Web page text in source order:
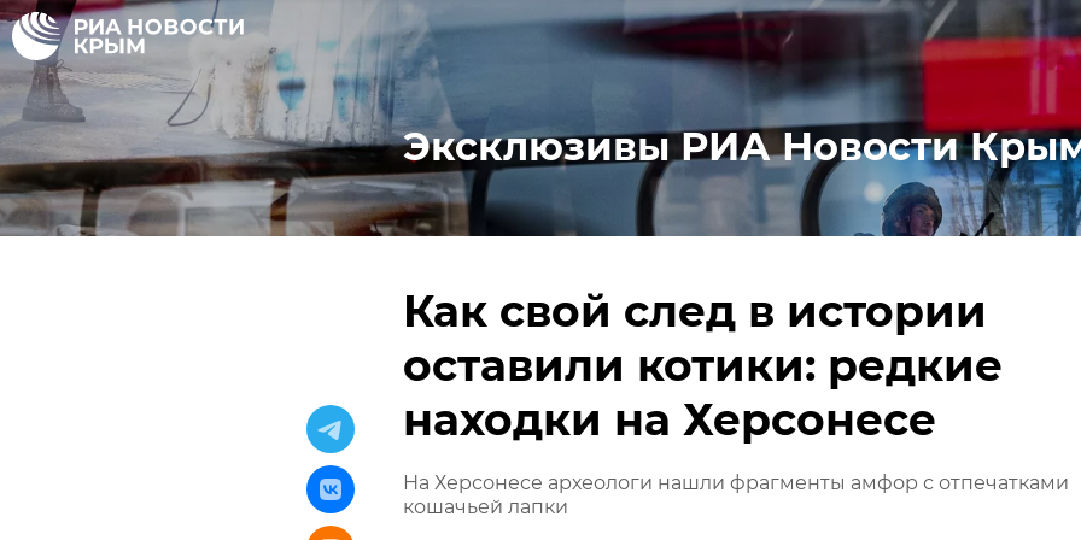
Эксклюзивы РИА Новости
Как свой след в истории
оставили котики: редкие
находки на Херсонесе
На Херсонесе археологи нашли фрагменты амфор с отпечатками
кошачьей лапки